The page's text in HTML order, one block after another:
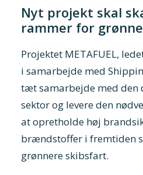
Nyt projekt skal
rammer for
Projektet METAFUEL,
i samarbejde med
tæt samarbejde med den
sektor og levere den
at opretholde høj
brændstoffer i fremtiden
grønnere skibsfart.